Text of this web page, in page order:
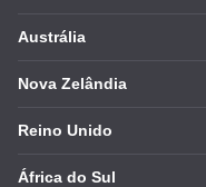
Austrália
Nova Zelândia
Reino Unido
África do Sul